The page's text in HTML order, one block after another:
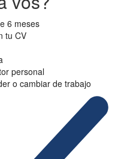
6 meses
tu CV
personal
o cambiar de trabajo